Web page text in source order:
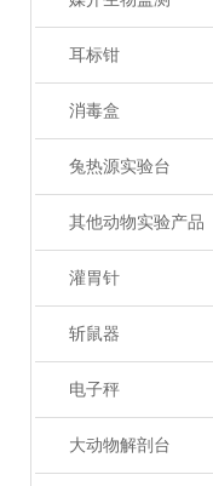
耳标钳
消毒盒
兔热源实验台
其他动物实验产品
灌胃针
斩鼠器
电子秤
大动物解剖台